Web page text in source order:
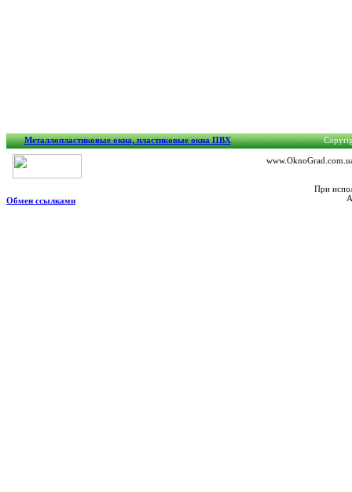
Металлопластиковые окна, пластиковые окна ПВХ
При
Обмен ссылками